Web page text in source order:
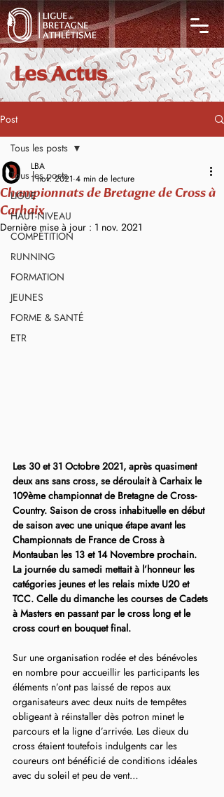
Les Actus
Post
Tous les posts
LIGUE
HAUT-NIVEAU
COMPÉTITION
RUNNING
FORMATION
JEUNES
FORME & SANTÉ
ETR
Tous les posts
Championnats de Bretagne de Cross à
Carhaix
LBA
1 nov. 2021 4 min de lecture
Dernière mise à jour : 1 nov. 2021
Les 30 et 31 Octobre 2021, après quasiment
deux ans sans cross, se déroulait à Carhaix le
109ème championnat de Bretagne de Cross-
Country. Saison de cross inhabituelle en début
de saison avec une unique étape avant les
Championnats de France de Cross à
Montauban les 13 et 14 Novembre prochain.
La journée du samedi mettait à l’honneur les
catégories jeunes et les relais mixte U20 et
TCC. Celle du dimanche les courses de Cadets
à Masters en passant par le cross long et le
cross court en bouquet final.
Sur une organisation rodée et des bénévoles
en nombre pour accueillir les participants les
éléments n’ont pas laissé de repos aux
organisateurs avec deux nuits de tempêtes
obligeant à réinstaller dès potron minet le
parcours et la ligne d’arrivée. Les dieux du
cross étaient toutefois indulgents car les
coureurs ont bénéficié de conditions idéales
avec du soleil et peu de vent…